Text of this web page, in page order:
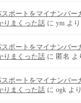
ポートをマイナンバー
りまくった話 に ym より
ポートをマイナンバー
りまくった話 に 匿名 よ
ポートをマイナンバー
りまくった話 に ogk より